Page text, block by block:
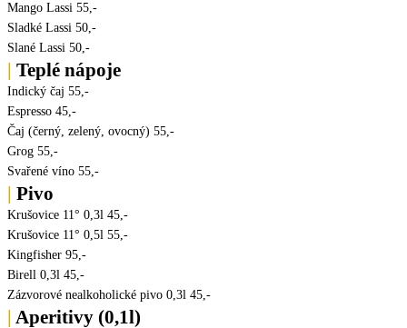
Mango Lassi 55,-
Sladké Lassi 50,-
Slané Lassi 50,-
Teplé nápoje
Indický čaj 55,-
Espresso 45,-
Čaj (černý, zelený, ovocný) 55,-
Grog 55,-
Svařené víno 55,-
Pivo
Krušovice 11° 0,3l 45,-
Krušovice 11° 0,5l 55,-
Kingfisher 95,-
Birell 0,3l 45,-
Zázvorové nealkoholické pivo 0,3l 45,-
Aperitivy (0,1l)